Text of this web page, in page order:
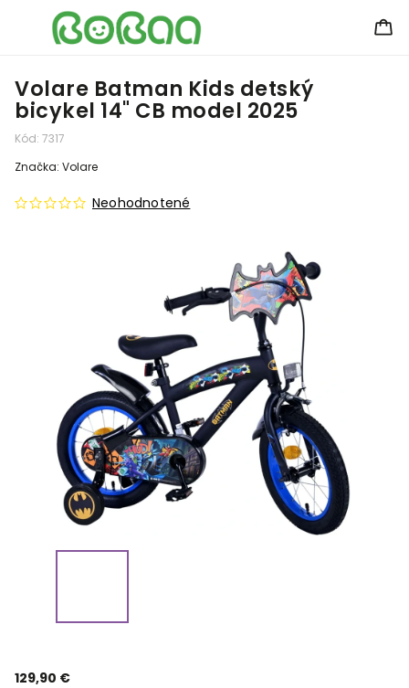
Volare Batman Kids detský
bicykel 14" CB model 2025
Kód: 7317
Neohodnotené
Značka: Volare
129,90 €